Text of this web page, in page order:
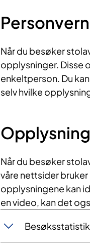
Når du besøker
opplysninger. Disse
enkeltperson. Du
selv hvilke
Når du besøker
våre nettsider
opplysningene kan
en video, kan det